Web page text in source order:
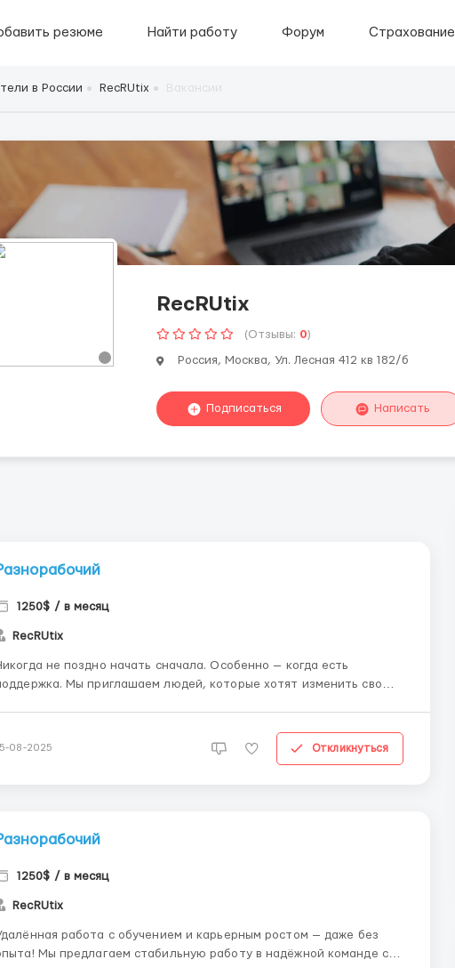
резюме Найти работу Форум Страхование
в России RecRUtix
RecRUtix
(Отзывы: 0)
Россия, Москва, Ул. Лесная 412 кв 182/б
Подписаться Написать
1250$ / в месяц
RecRUtix
не поздно начать сначала. Особенно — когда есть
Мы приглашаем людей, которые хотят изменить свою
у нас. 👩‍💻 Что ждёт вас: ✅ Чёткий раб...
08-2025 Откликнуться
1250$ / в месяц
RecRUtix
работа с обучением и карьерным ростом — даже без
стабильную работу в надёжной команде с